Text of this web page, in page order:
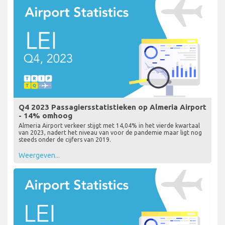
Q4 2023 Passagiersstatistieken op Almeria Airport
- 14% omhoog
Almeria Airport verkeer stijgt met 14,04% in het vierde kwartaal
van 2023, nadert het niveau van voor de pandemie maar ligt nog
steeds onder de cijfers van 2019.
Weergeven...